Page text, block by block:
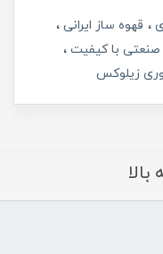
قهوه ساز ایرانی
صنعتی با کیفیت
زیلوکس